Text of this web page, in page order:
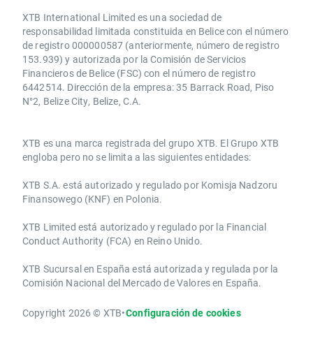
XTB International Limited es una sociedad de
responsabilidad limitada constituida en Belice con el número
de registro 000000587 (anteriormente, número de registro
153.939) y autorizada por la Comisión de Servicios
Financieros de Belice (FSC) con el número de registro
6442514. Dirección de la empresa: 35 Barrack Road, Piso
N°2, Belize City, Belize, C.A.
​​XTB es una marca registrada del grupo XTB. El Grupo XTB
engloba pero no se limita a las siguientes entidades:
XTB S.A.​ está autorizado y regulado por Komisja Nadzoru
Finansowego (KNF) ​en Polonia.
XTB Limited ​está autorizado y regulado por la ​Financial
Conduct Authority ​(FCA) en ​​Reino Unido.
XTB Sucursal en España está autorizada y regulada por la
Comisión Nacional del Mercado de Valores en España.
Copyright 2026 © XTB•Configuración de cookies